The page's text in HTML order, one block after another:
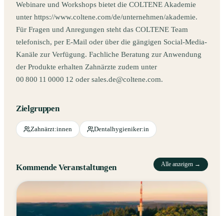
Webinare und Workshops bietet die COLTENE Akademie
unter https://www.coltene.com/de/unternehmen/akademie.
Für Fragen und Anregungen steht das COLTENE Team
telefonisch, per E‑Mail oder über die gängigen Social-Media-
Kanäle zur Verfügung. Fachliche Beratung zur Anwendung
der Produkte erhalten Zahnärzte zudem unter
00 800 11 0000 12 oder sales.de@coltene.com.
Zielgruppen
Zahnärzt:innen Dentalhygieniker:in
Kommende Veranstaltungen Alle anzeigen →